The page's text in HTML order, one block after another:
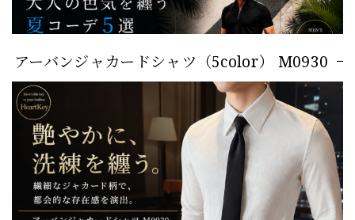
アーバンジャカードシャツ（5color） M0930